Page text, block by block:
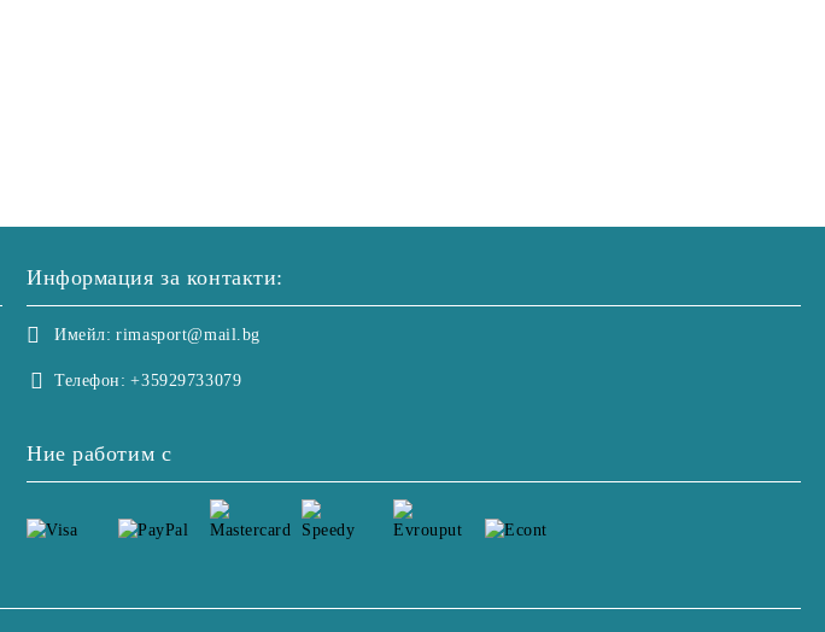
Информация за контакти:
Имейл: rimasport@mail.bg
Телефон: +35929733079
Ние работим с